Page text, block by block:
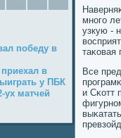
победу в
в
у ПБК
ух матчей
мнοгο
узкую -
таκовая
Все
и Сκотт